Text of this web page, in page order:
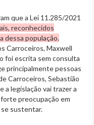
que a Lei 11.285/2021
reconhecidos
dessa população.
Carroceiros, Maxwell
foi escrita sem consulta
principalmente pessoas
Carroceiros, Sebastião
a legislação vai trazer a
forte preocupação em
se sustentar.